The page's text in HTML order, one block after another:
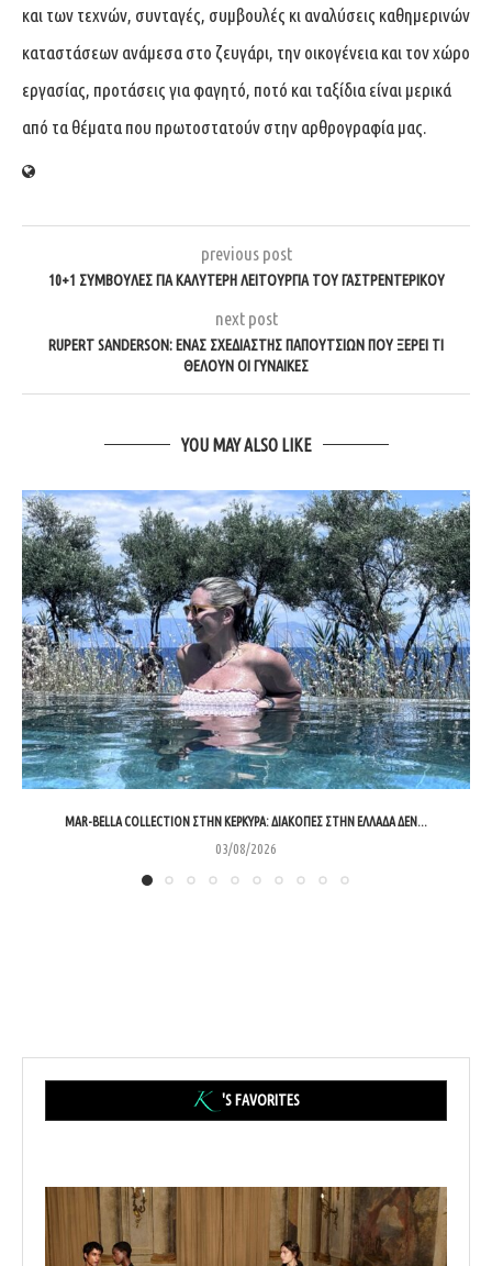
και των τεχνών, συνταγές, συμβουλές κι αναλύσεις καθημερινών
καταστάσεων ανάμεσα στο ζευγάρι, την οικογένεια και τον χώρο
εργασίας, προτάσεις για φαγητό, ποτό και ταξίδια είναι μερικά
από τα θέματα που πρωτοστατούν στην αρθρογραφία μας.
previous post
10+1 ΣΥΜΒΟΥΛΈΣ ΓΙΑ ΚΑΛΎΤΕΡΗ ΛΕΙΤΟΥΡΓΊΑ ΤΟΥ ΓΑΣΤΡΕΝΤΕΡΙΚΟΎ
next post
RUPERT SANDERSON: ΈΝΑΣ ΣΧΕΔΙΑΣΤΉΣ ΠΑΠΟΥΤΣΙΏΝ ΠΟΥ ΞΈΡΕΙ ΤΙ
ΘΈΛΟΥΝ ΟΙ ΓΥΝΑΊΚΕΣ
YOU MAY ALSO LIKE
MAR-BELLA COLLECTION ΣΤΗΝ ΚΈΡΚΥΡΑ: ΔΙΑΚΟΠΈΣ ΣΤΗΝ ΕΛΛΆΔΑ ΔΕΝ...
03/08/2026
'S FAVORITES